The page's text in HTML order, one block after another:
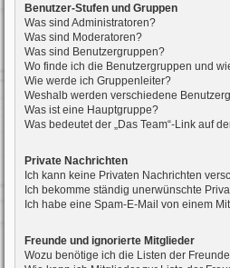
Benutzer-Stufen und Gruppen
Was sind Administratoren?
Was sind Moderatoren?
Was sind Benutzergruppen?
Wo finde ich die Benutzergruppen und
Wie werde ich Gruppenleiter?
Weshalb werden verschiedene
Was ist eine Hauptgruppe?
Was bedeutet der „Das Team“-Link auf
Private Nachrichten
Ich kann keine Privaten Nachrichten
Ich bekomme ständig unerwünschte
Ich habe eine Spam-E-Mail von einem
Freunde und ignorierte Mitglieder
Wozu benötige ich die Listen der